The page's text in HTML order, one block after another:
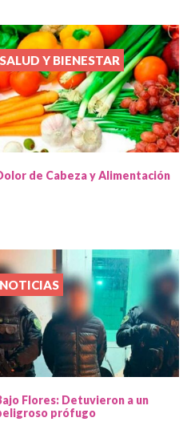
SALUD Y BIENESTAR
de Cabeza y Alimentación
NOTICIAS
Flores: Detuvieron a un
prófugo